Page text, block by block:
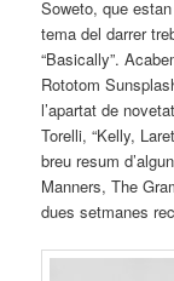
Soweto, que
tema del darrer
“Basically”.
Rototom
l’apartat de
Torelli, “Kelly,
breu resum
Manners, The
dues setmanes